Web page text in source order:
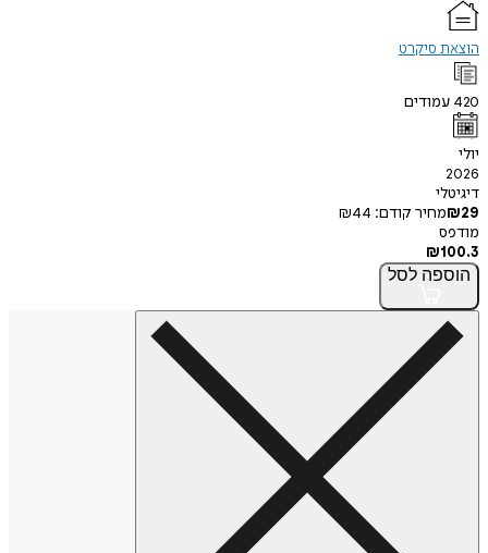
סיקרט
קודם:
₪44
₪
לסל